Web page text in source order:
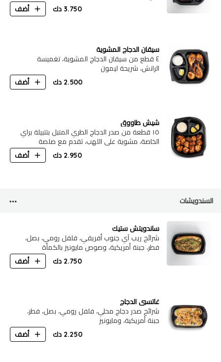
3.750 دك أضف
سيقان الدجاج المشوية
٤ قطع من سيقان الدجاج المشوية، تغميسة
الرانش، شريحة ليمون
2.500 دك أضف
شيش طاووق
١٥ قطعة من صدر الدجاج الطري المتبل بتتبيلة براي
الخاصة، مشوية على اللهب، تقدم مع صلصة
2.950 دك أضف
السندويشات
ساندويتش ستيك
شرائح ريب آي جنوب أفريقي، فلفل رومي، بصل،
فطر، جبنة أمريكية، وصوص مايونيز بالكمأة
2.750 دك أضف
غاتسبي الدجاج
شرائح صدر دجاج محلي، فلفل رومي، بصل، فطر،
جبنة أمريكية، ومايونيز
2.250 دك أضف